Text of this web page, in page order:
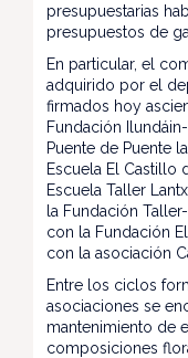
presupuestarias
presupuestos de
En particular, el
adquirido por el
firmados hoy
Fundación
Puente de Puente
Escuela El Castillo
Escuela Taller
la Fundación
con la Fundación
con la asociación
Entre los ciclos
asociaciones se
mantenimiento de
composiciones